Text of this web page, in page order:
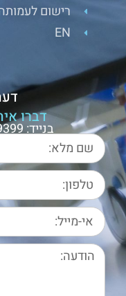
רישום
EN
דברו
בנייד: 050-3699399 או כיתבו לנו